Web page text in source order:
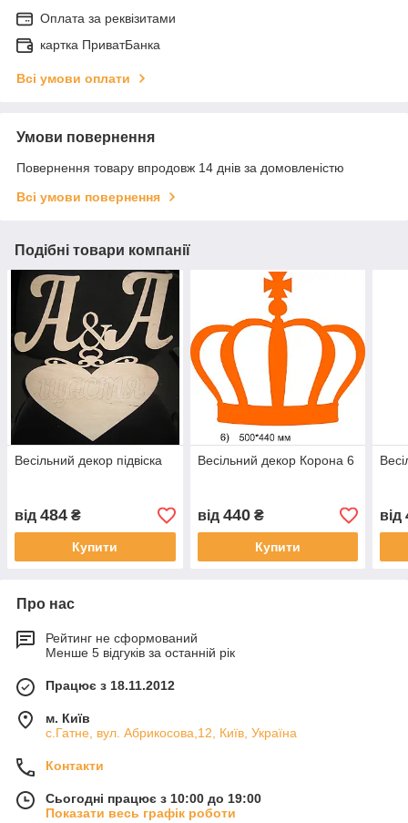
Оплата за реквізитами
картка ПриватБанка
Всі умови оплати
Умови повернення
Повернення товару впродовж 14 днів за домовленістю
Всі умови повернення
Подібні товари компанії
Весільний декор підвіска
від 484 ₴
Купити
Весільний декор Корона 6
від 440₴
Купити
від
Про нас
Рейтинг не сформований
Менше 5 відгуків за останній рік
Працює з 18.11.2012
м. Київ
с.Гатне, вул. Абрикосова,12, Київ, Україна
Контакти
Сьогодні працює з 10:00 до 19:00
Показати весь графік роботи